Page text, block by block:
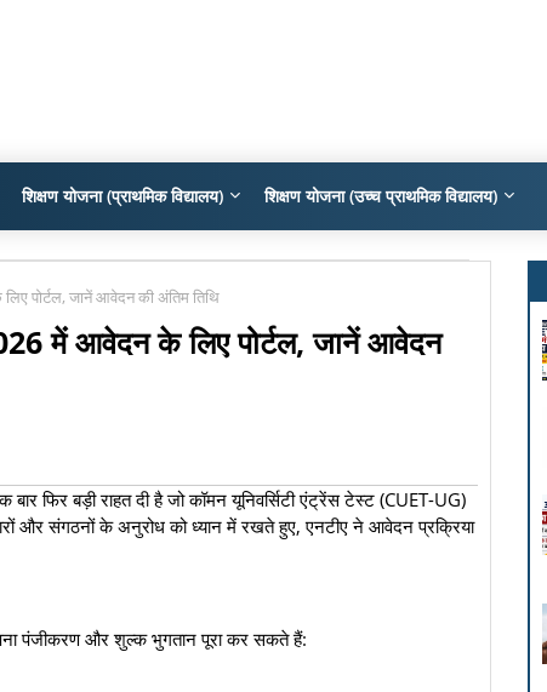
शिक्षण योजना (प्राथमिक विद्यालय) शिक्षण योजना (उच्च प्राथमिक विद्यालय)
पोर्टल, जानें आवेदन की अंतिम तिथि
में आवेदन के लिए पोर्टल, जानें आवेदन
फिर बड़ी राहत दी है जो कॉमन यूनिवर्सिटी एंट्रेंस टेस्ट (CUET-UG)
और संगठनों के अनुरोध को ध्यान में रखते हुए, एनटीए ने आवेदन प्रक्रिया
पंजीकरण और शुल्क भुगतान पूरा कर सकते हैं: